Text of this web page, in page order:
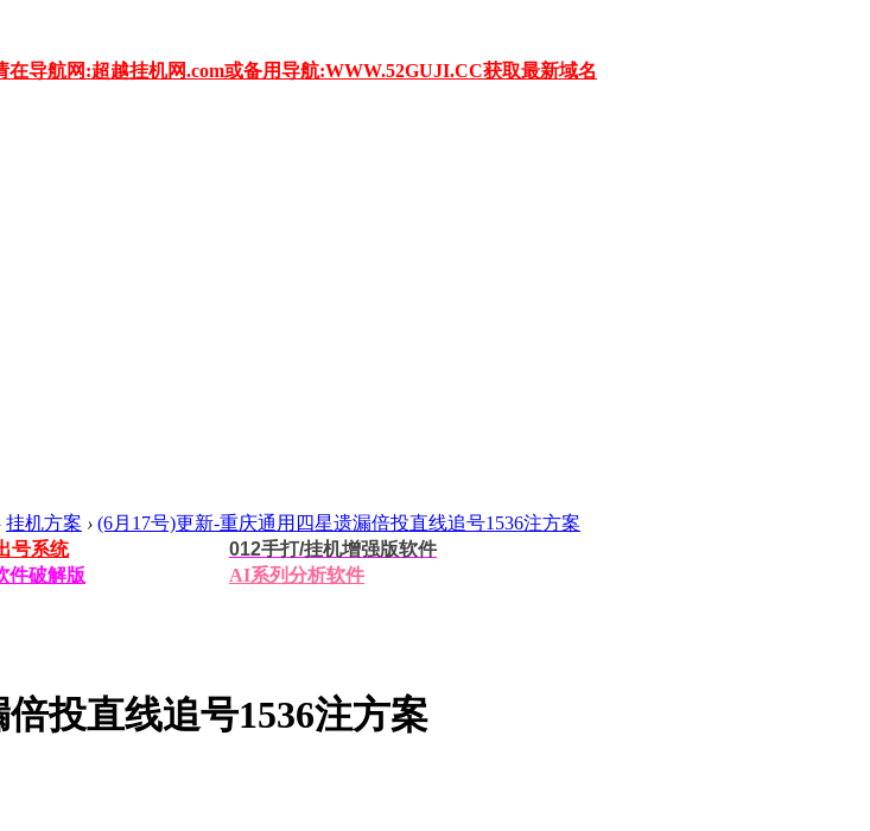
导航网:超越挂机网.com或备用导航:WWW.52GUJI.CC获取最新域名
挂机方案 › (6月17号)更新-重庆通用四星遗漏倍投直线追号1536注方案
号系统
012手打/挂机增强版软件
件破解版
AI系列分析软件
投直线追号1536注方案